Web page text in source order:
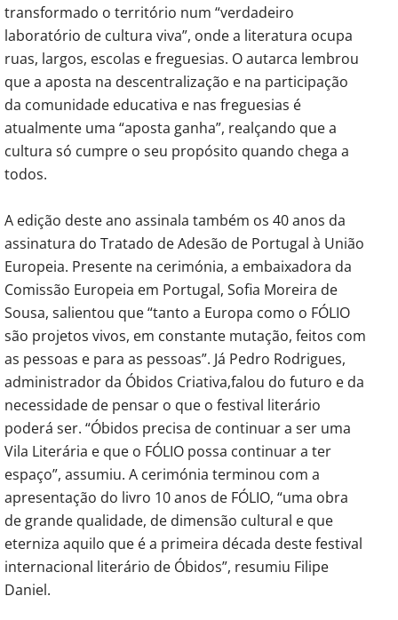
transformado o território num “verdadeiro
laboratório de cultura viva”, onde a literatura ocupa
ruas, largos, escolas e freguesias. O autarca lembrou
que a aposta na descentralização e na participação
da comunidade educativa e nas freguesias é
atualmente uma “aposta ganha”, realçando que a
cultura só cumpre o seu propósito quando chega a
todos.
A edição deste ano assinala também os 40 anos da
assinatura do Tratado de Adesão de Portugal à União
Europeia. Presente na cerimónia, a embaixadora da
Comissão Europeia em Portugal, Sofia Moreira de
Sousa, salientou que “tanto a Europa como o FÓLIO
são projetos vivos, em constante mutação, feitos com
as pessoas e para as pessoas”. Já Pedro Rodrigues,
administrador da Óbidos Criativa,falou do futuro e da
necessidade de pensar o que o festival literário
poderá ser. “Óbidos precisa de continuar a ser uma
Vila Literária e que o FÓLIO possa continuar a ter
espaço”, assumiu. A cerimónia terminou com a
apresentação do livro 10 anos de FÓLIO, “uma obra
de grande qualidade, de dimensão cultural e que
eterniza aquilo que é a primeira década deste festival
internacional literário de Óbidos”, resumiu Filipe
Daniel.